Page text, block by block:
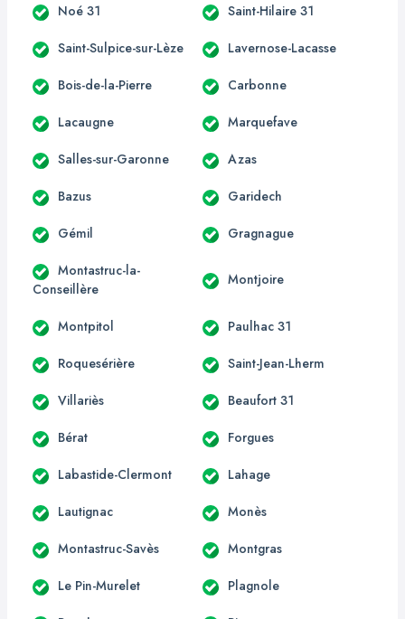
Noé 31 Saint-Hilaire 31
Saint-Sulpice-sur-Lèze Lavernose-Lacasse
Bois-de-la-Pierre Carbonne
Lacaugne Marquefave
Salles-sur-Garonne Azas
Bazus Garidech
Gémil Gragnague
Montastruc-la-
Conseillère
Montjoire
Montpitol Paulhac 31
Roquesérière Saint-Jean-Lherm
Villariès Beaufort 31
Bérat Forgues
Labastide-Clermont Lahage
Lautignac Monès
Montastruc-Savès Montgras
Le Pin-Murelet Plagnole